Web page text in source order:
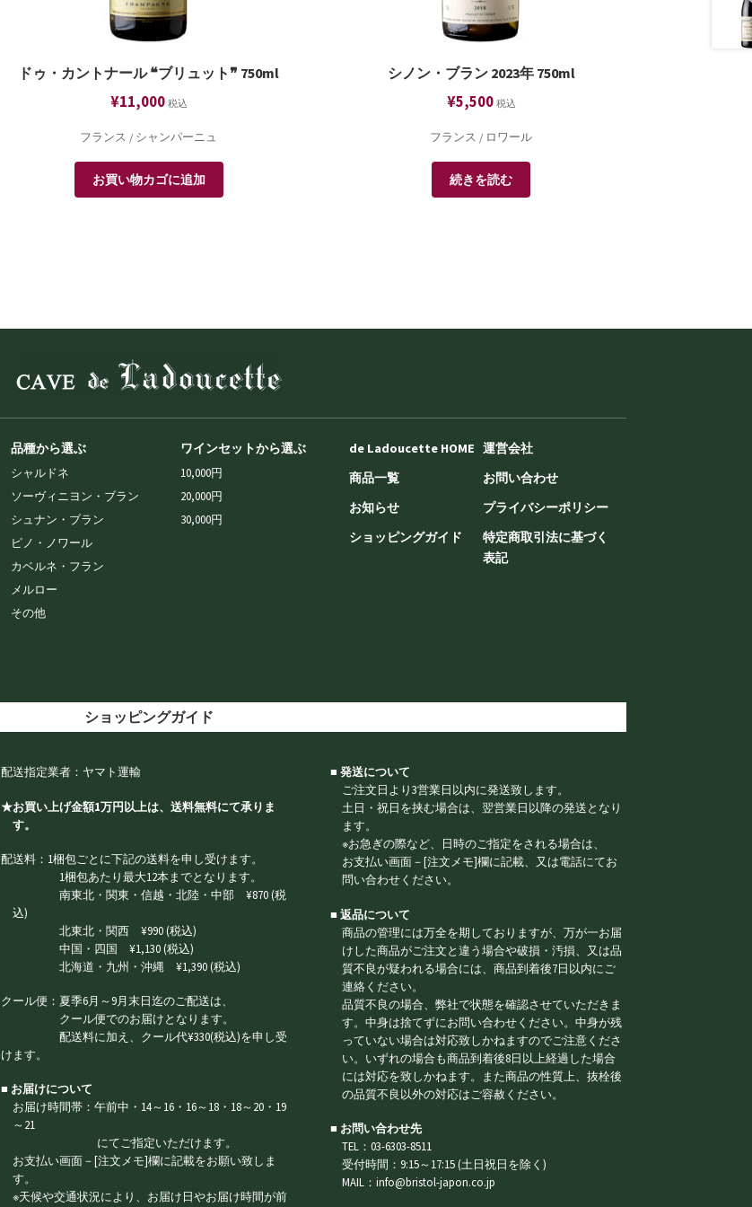
ドゥ・カントナール ❝ブリュット❞ 750ml
¥11,000 税込
フランス / シャンパーニュ
お買い物カゴに追加
シノン・ブラン 2023年 750ml
¥5,500 税込
フランス / ロワール
続きを読む
品種から選ぶ
シャルドネ
ソーヴィニヨン・ブラン
シュナン・ブラン
ピノ・ノワール
カベルネ・フラン
メルロー
その他
ワインセットから選ぶ
10,000円
20,000円
30,000円
de Ladoucette HOME
商品一覧
お知らせ
ショッピングガイド
運営会社
お問い合わせ
プライバシーポリシー
特定商取引法に基づく
表記
ショッピングガイド
配送指定業者：ヤマト運輸
★お買い上げ金額1万円以上は、送料無料にて承りま
す。
配送料：1梱包ごとに下記の送料を申し受けます。
1梱包あたり最大12本までとなります。
南東北・関東・信越・北陸・中部 ¥870 (税
込)
北東北・関西 ¥990 (税込)
中国・四国 ¥1,130 (税込)
北海道・九州・沖縄 ¥1,390 (税込)
クール便：夏季6月～9月末日迄のご配送は、
クール便でのお届けとなります。
配送料に加え、クール代¥330(税込)を申し受
けます。
■ お届けについて
お届け時間帯：午前中・14～16・16～18・18～20・19
～21
にてご指定いただけます。
お支払い画面－[注文メモ]欄に記載をお願い致しま
す。
※天候や交通状況により、お届け日やお届け時間が前
■ 発送について
ご注文日より3営業日以内に発送致します。
土日・祝日を挟む場合は、翌営業日以降の発送となり
ます。
※お急ぎの際など、日時のご指定をされる場合は、
お支払い画面－[注文メモ]欄に記載、又は電話にてお
問い合わせください。
■ 返品について
商品の管理には万全を期しておりますが、万が一お届
けした商品がご注文と違う場合や破損・汚損、又は品
質不良が疑われる場合には、商品到着後7日以内にご
連絡ください。
品質不良の場合、弊社で状態を確認させていただきま
す。中身は捨てずにお問い合わせください。中身が残
っていない場合は対応致しかねますのでご注意くださ
い。いずれの場合も商品到着後8日以上経過した場合
には対応を致しかねます。また商品の性質上、抜栓後
の品質不良以外の対応はご容赦ください。
■ お問い合わせ先
TEL：03-6303-8511
受付時間：9:15～17:15 (土日祝日を除く)
MAIL：info@bristol-japon.co.jp